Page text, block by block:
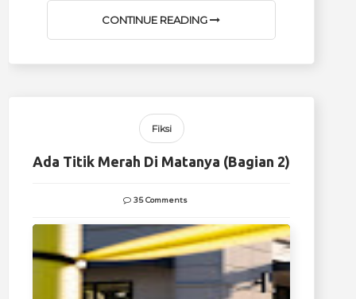
CONTINUE READING
Fiksi
Ada Titik Merah Di Matanya (Bagian 2)
35 Comments